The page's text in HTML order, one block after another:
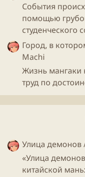
События
помощью
студенческого
Город, в
Machi
Жизнь мангаки
труд по
Улица демонов
«Улица
китайской